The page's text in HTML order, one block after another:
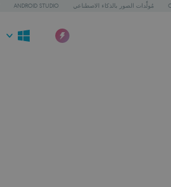
مُولِّدات الصور بالذكاء الاصطناعي ANDROID STUDIO